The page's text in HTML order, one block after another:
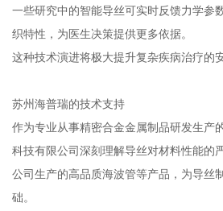
一些研究中的智能导丝可实时反馈力学参
织特性，为医生决策提供更多依据。
这种技术演进将极大提升复杂疾病治疗的
苏州海普瑞的技术支持
作为专业从事精密合金金属制品研发生产
科技有限公司深刻理解导丝对材料性能的
公司生产的高品质海波管等产品，为导丝
础。